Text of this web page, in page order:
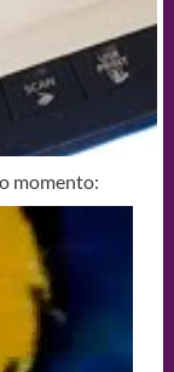
momento: